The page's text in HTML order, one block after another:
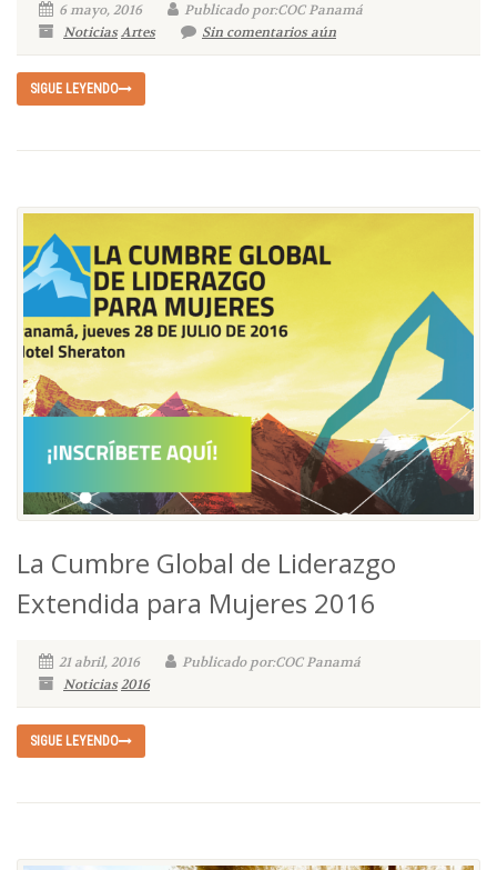
6 mayo, 2016
Publicado por:COC Panamá
NoticiasArtes Sin comentarios aún
SIGUE LEYENDO
La Cumbre Global de Liderazgo
Extendida para Mujeres 2016
21 abril, 2016
Publicado por:COC Panamá
Noticias2016
SIGUE LEYENDO